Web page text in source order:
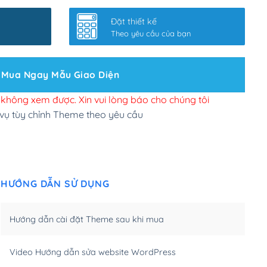
slider chính (+200,000₫)
site Wordpress(+100,000₫)
đăng web(+300,000₫)
tuỳ chọn
(+450,000₫)
Đặt thiết kế
Theo yêu cầu của bạn
Mua Ngay Mẫu Giao Diện
xem được. Xin vui lòng báo cho chúng tôi
tùy chỉnh Theme theo yêu cầu
HƯỚNG DẪN SỬ DỤNG
Hướng dẫn cài đặt Theme sau khi mua
Video Hướng dẫn sửa website WordPress